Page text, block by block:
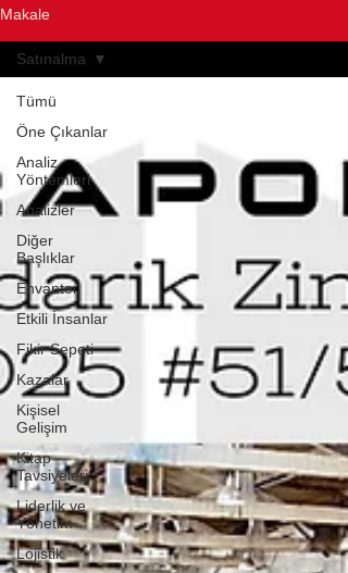
Makale
Tümü
Öne Çıkanlar
Analiz
Yöntemleri
Analizler
Diğer
Başlıklar
Envanter
Etkili İnsanlar
Fikir Sepeti
Kazalar
Kişisel
Gelişim
Kitap
Tavsiyeleri
Liderlik ve
Yönetim
Lojistik
Satınalma